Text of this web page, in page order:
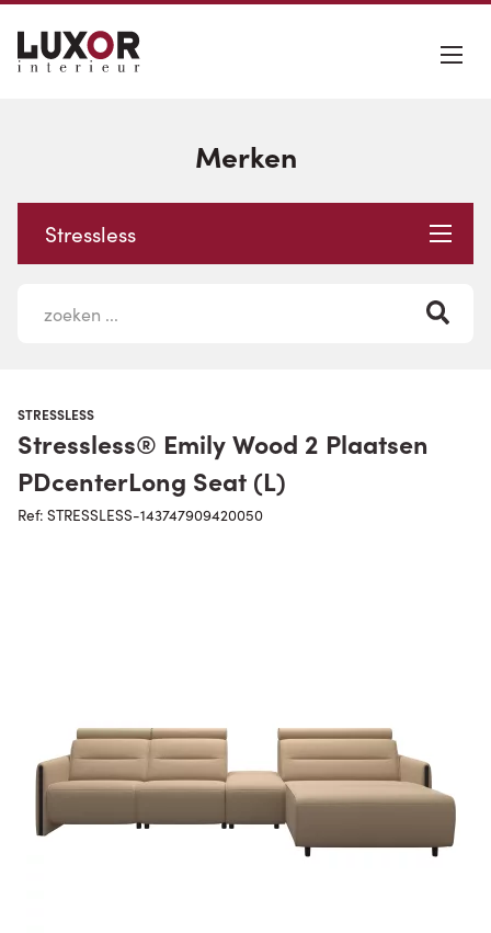
Merken
Stressless
STRESSLESS
Stressless® Emily Wood 2 Plaatsen
PDcenterLong Seat (L)
Ref: STRESSLESS-143747909420050